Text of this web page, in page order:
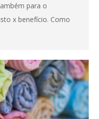
para o
x benefício. Como